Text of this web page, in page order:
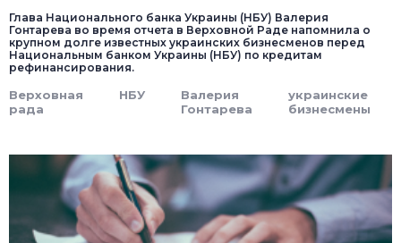
Глава Национального банка Украины (НБУ) Валерия
Гонтарева во время отчета в Верховной Раде напомнила о
крупном долге известных украинских бизнесменов перед
Национальным банком Украины (НБУ) по кредитам
рефинансирования.
Верховная
рада
НБУ
Валерия
Гонтарева
украинские
бизнесмены